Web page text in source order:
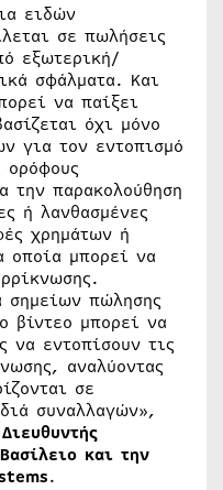
ειδών
σε πωλήσεις
εξωτερική/
σφάλματα. Και
να παίξει
όχι μόνο
για τον εντοπισμό
την παρακολούθηση
ή λανθασμένες
χρημάτων ή
οποία μπορεί να
σημείων πώλησης
βίντεο μπορεί να
να εντοπίσουν τις
αναλύοντας
σε
συναλλαγών»,
και την
.